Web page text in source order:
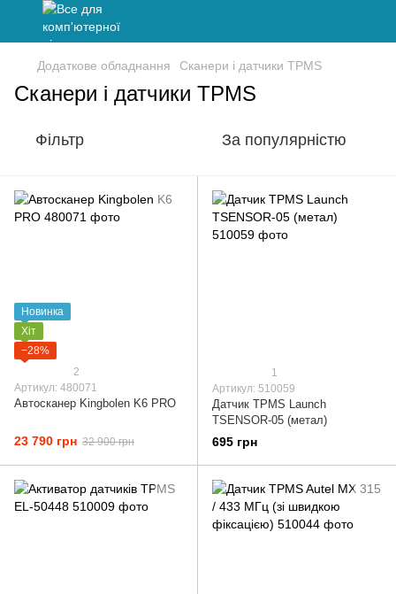
Додаткове обладнання Сканери і датчики TPMS
Сканери і датчики TPMS
Фільтр За популярністю
Новинка
Хіт
−28%
2
Артикул: 480071
Автосканер Kingbolen K6 PRO
23 790 грн 32 900 грн
1
Артикул: 510059
Датчик TPMS Launch
TSENSOR-05 (метал)
695 грн